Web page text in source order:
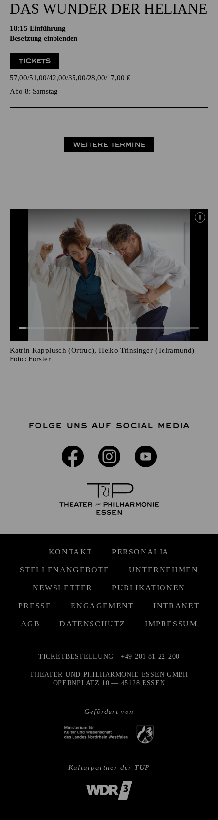
DAS WUNDER DER HELIANE
18:15 Einführung
Besetzung einblenden
TICKETS
57,00 51,00 42,00 35,00 28,00 17,00 €
Abo 8: Samstag
WEITERE TERMINE
Katrin Kapplusch (Ortrud), Heiko Trinsinger (Telramund)
Foto: Forster
FOLGE UNS AUF SOCIAL MEDIA
KONTAKT PERSONALIA
STELLENANGEBOTE UNTERNEHMEN
NEWSLETTER PUBLIKATIONEN
PRESSE ENGAGEMENT INTRANET
AGB DATENSCHUTZ IMPRESSUM
Gefördert von
TICKETBESTELLUNG +49 201 81 22-200
THEATER UND PHILHARMONIE ESSEN GMBH
OPERNPLATZ 10 — 45128 ESSEN
Kulturpartner der TUP